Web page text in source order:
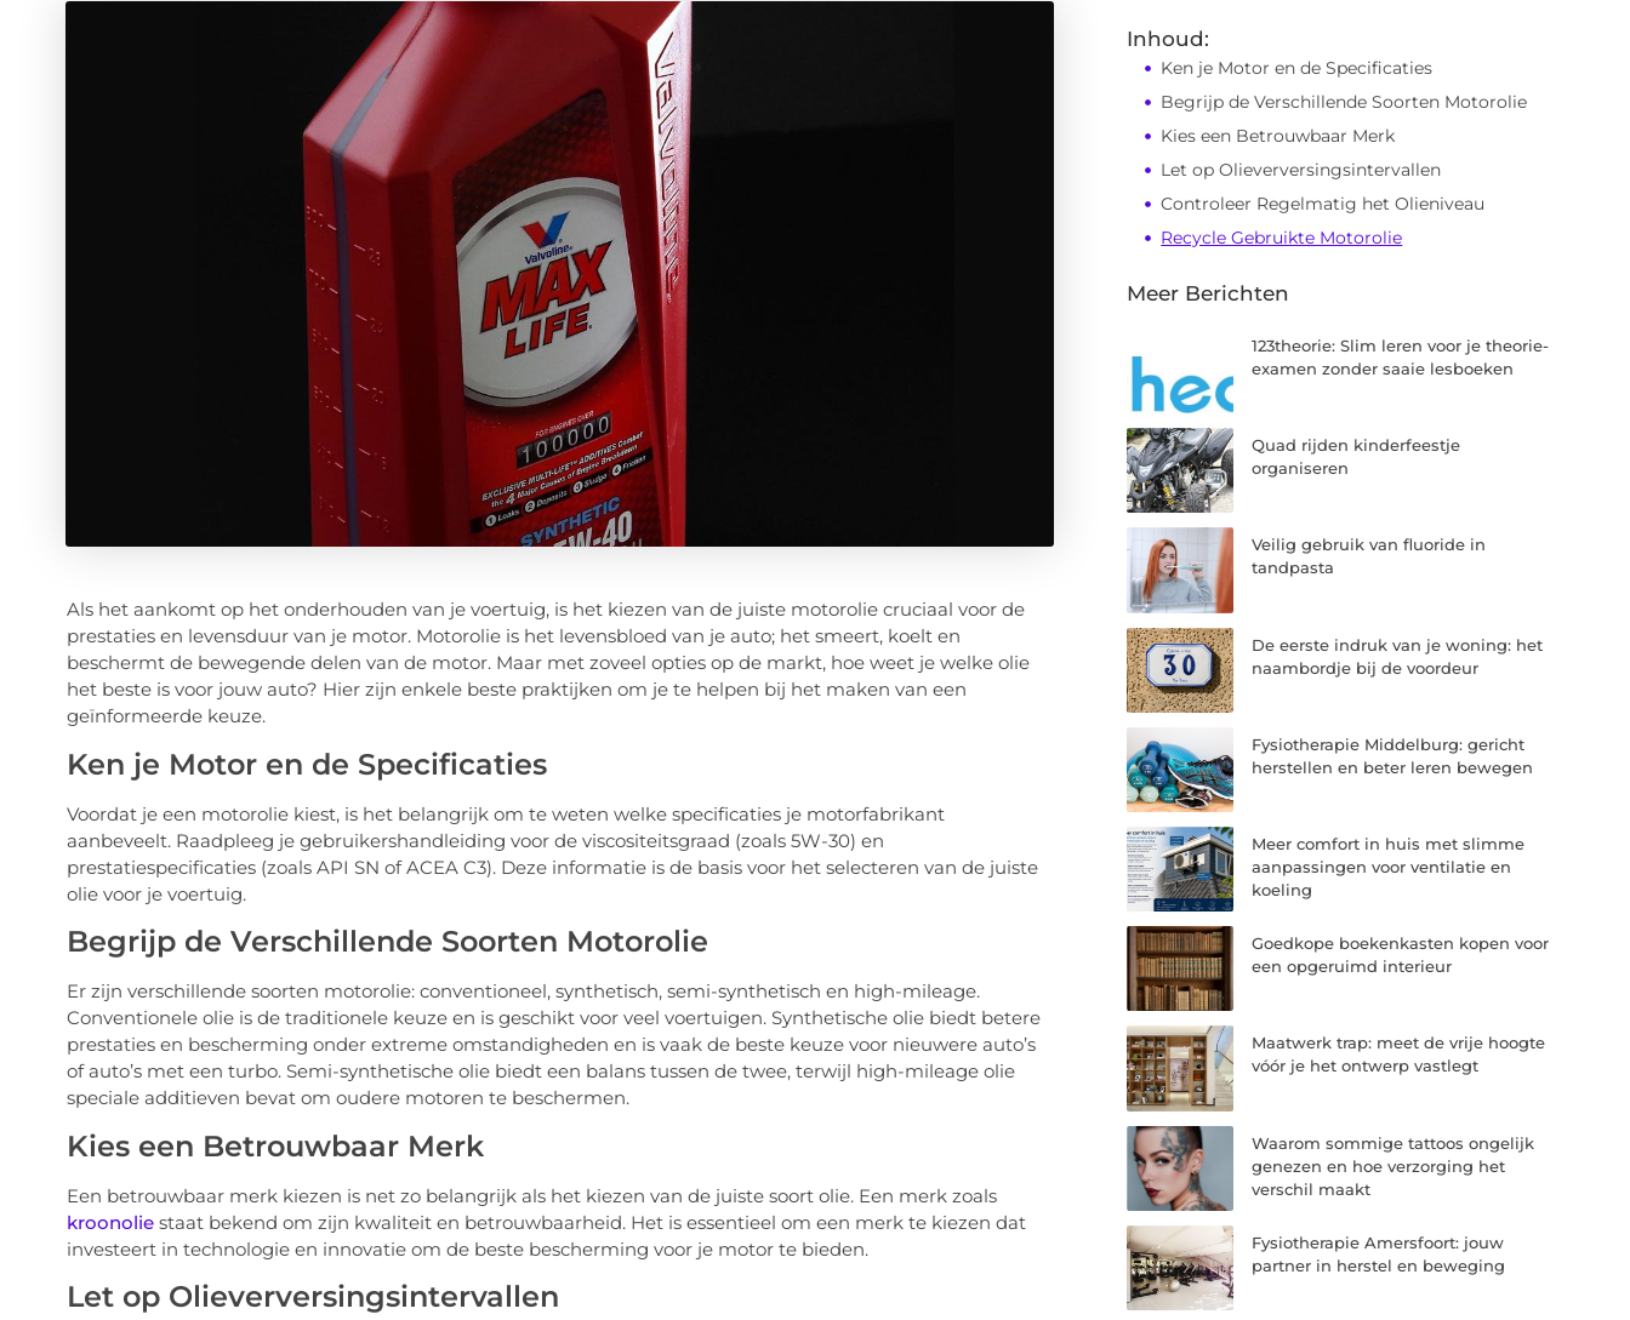
Als het aankomt op het onderhouden van je voertuig, is het kiezen van de juiste motorolie cruciaal voor de
prestaties en levensduur van je motor. Motorolie is het levensbloed van je auto; het smeert, koelt en
beschermt de bewegende delen van de motor. Maar met zoveel opties op de markt, hoe weet je welke olie
het beste is voor jouw auto? Hier zijn enkele beste praktijken om je te helpen bij het maken van een
geïnformeerde keuze.
Ken je Motor en de Specificaties
Voordat je een motorolie kiest, is het belangrijk om te weten welke specificaties je motorfabrikant
aanbeveelt. Raadpleeg je gebruikershandleiding voor de viscositeitsgraad (zoals 5W-30) en
prestatiespecificaties (zoals API SN of ACEA C3). Deze informatie is de basis voor het selecteren van de juiste
olie voor je voertuig.
Begrijp de Verschillende Soorten Motorolie
Er zijn verschillende soorten motorolie: conventioneel, synthetisch, semi-synthetisch en high-mileage.
Conventionele olie is de traditionele keuze en is geschikt voor veel voertuigen. Synthetische olie biedt betere
prestaties en bescherming onder extreme omstandigheden en is vaak de beste keuze voor nieuwere auto’s
of auto’s met een turbo. Semi-synthetische olie biedt een balans tussen de twee, terwijl high-mileage olie
speciale additieven bevat om oudere motoren te beschermen.
Kies een Betrouwbaar Merk
Een betrouwbaar merk kiezen is net zo belangrijk als het kiezen van de juiste soort olie. Een merk zoals
kroonoliestaat bekend om zijn kwaliteit en betrouwbaarheid. Het is essentieel om een merk te kiezen dat
investeert in technologie en innovatie om de beste bescherming voor je motor te bieden.
Let op Olieverversingsintervallen
Inhoud:
Ken je Motor en de Specificaties
Begrijp de Verschillende Soorten Motorolie
Kies een Betrouwbaar Merk
Let op Olieverversingsintervallen
Controleer Regelmatig het Olieniveau
Recycle Gebruikte Motorolie
Meer Berichten
123theorie: Slim leren voor je theorie-
examen zonder saaie lesboeken
Quad rijden kinderfeestje
organiseren
Veilig gebruik van fluoride in
tandpasta
De eerste indruk van je woning: het
naambordje bij de voordeur
Fysiotherapie Middelburg: gericht
herstellen en beter leren bewegen
Meer comfort in huis met slimme
aanpassingen voor ventilatie en
koeling
Goedkope boekenkasten kopen voor
een opgeruimd interieur
Maatwerk trap: meet de vrije hoogte
vóór je het ontwerp vastlegt
Waarom sommige tattoos ongelijk
genezen en hoe verzorging het
verschil maakt
Fysiotherapie Amersfoort: jouw
partner in herstel en beweging